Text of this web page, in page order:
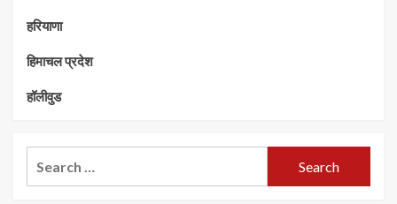
हरियाणा
हिमाचल प्रदेश
हॉलीवुड